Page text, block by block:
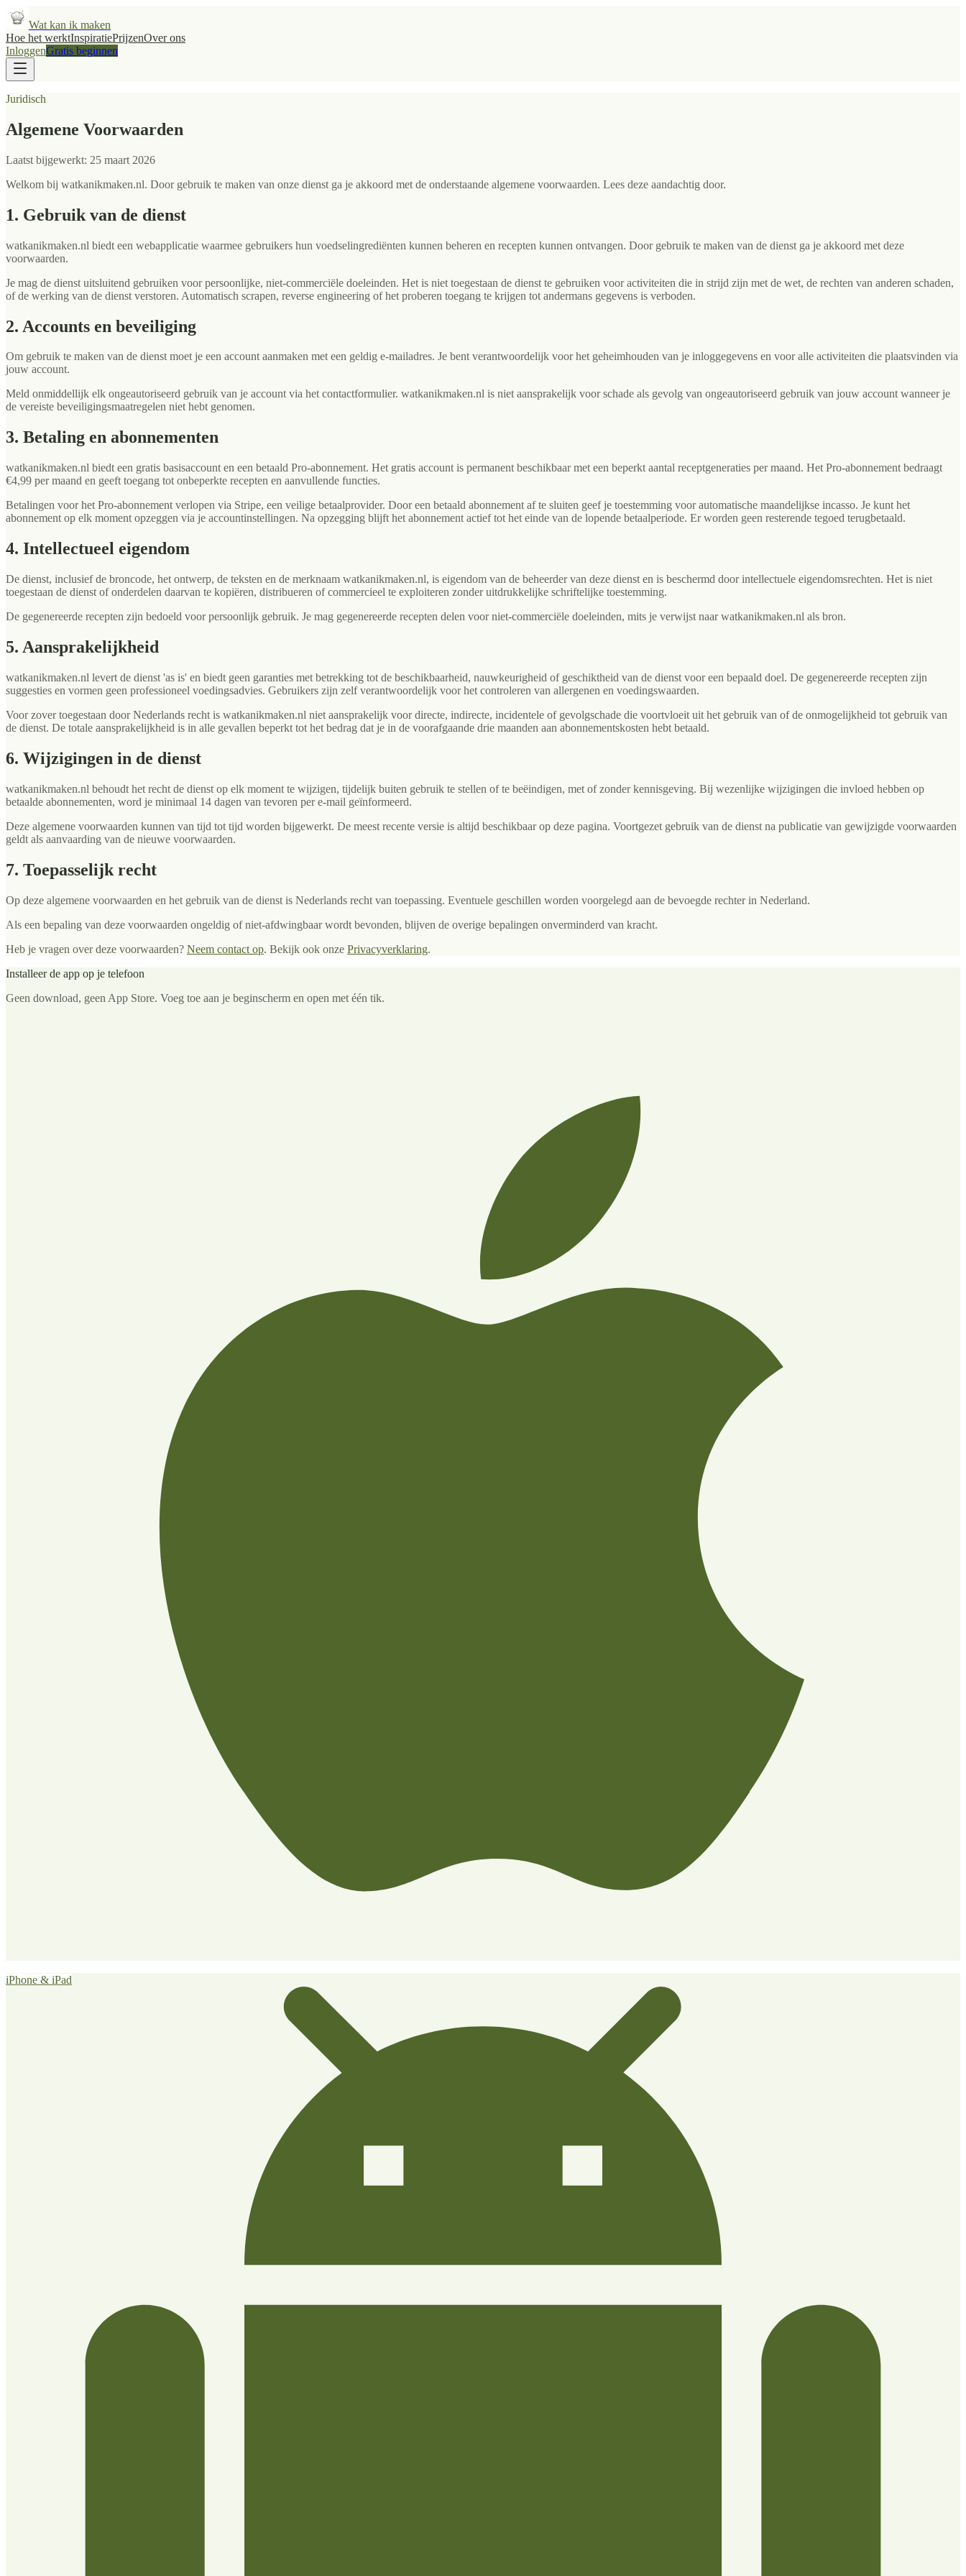
Wat kan ik maken
Hoe het werktInspiratiePrijzenOver ons
InloggenGratis beginnen
Juridisch
Algemene Voorwaarden
Laatst bijgewerkt: 25 maart 2026
Welkom bij watkanikmaken.nl. Door gebruik te maken van onze dienst ga je akkoord met de onderstaande algemene voorwaarden. Lees deze aandachtig door.
1. Gebruik van de dienst
watkanikmaken.nl biedt een webapplicatie waarmee gebruikers hun voedselingrediënten kunnen beheren en recepten kunnen ontvangen. Door gebruik te maken van de dienst ga je akkoord met deze
voorwaarden.
Je mag de dienst uitsluitend gebruiken voor persoonlijke, niet-commerciële doeleinden. Het is niet toegestaan de dienst te gebruiken voor activiteiten die in strijd zijn met de wet, de rechten van anderen schaden,
of de werking van de dienst verstoren. Automatisch scrapen, reverse engineering of het proberen toegang te krijgen tot andermans gegevens is verboden.
2. Accounts en beveiliging
Om gebruik te maken van de dienst moet je een account aanmaken met een geldig e-mailadres. Je bent verantwoordelijk voor het geheimhouden van je inloggegevens en voor alle activiteiten die plaatsvinden via
jouw account.
Meld onmiddellijk elk ongeautoriseerd gebruik van je account via het contactformulier. watkanikmaken.nl is niet aansprakelijk voor schade als gevolg van ongeautoriseerd gebruik van jouw account wanneer je
de vereiste beveiligingsmaatregelen niet hebt genomen.
3. Betaling en abonnementen
watkanikmaken.nl biedt een gratis basisaccount en een betaald Pro-abonnement. Het gratis account is permanent beschikbaar met een beperkt aantal receptgeneraties per maand. Het Pro-abonnement bedraagt
€4,99 per maand en geeft toegang tot onbeperkte recepten en aanvullende functies.
Betalingen voor het Pro-abonnement verlopen via Stripe, een veilige betaalprovider. Door een betaald abonnement af te sluiten geef je toestemming voor automatische maandelijkse incasso. Je kunt het
abonnement op elk moment opzeggen via je accountinstellingen. Na opzegging blijft het abonnement actief tot het einde van de lopende betaalperiode. Er worden geen resterende tegoed terugbetaald.
4. Intellectueel eigendom
De dienst, inclusief de broncode, het ontwerp, de teksten en de merknaam watkanikmaken.nl, is eigendom van de beheerder van deze dienst en is beschermd door intellectuele eigendomsrechten. Het is niet
toegestaan de dienst of onderdelen daarvan te kopiëren, distribueren of commercieel te exploiteren zonder uitdrukkelijke schriftelijke toestemming.
De gegenereerde recepten zijn bedoeld voor persoonlijk gebruik. Je mag gegenereerde recepten delen voor niet-commerciële doeleinden, mits je verwijst naar watkanikmaken.nl als bron.
5. Aansprakelijkheid
watkanikmaken.nl levert de dienst 'as is' en biedt geen garanties met betrekking tot de beschikbaarheid, nauwkeurigheid of geschiktheid van de dienst voor een bepaald doel. De gegenereerde recepten zijn
suggesties en vormen geen professioneel voedingsadvies. Gebruikers zijn zelf verantwoordelijk voor het controleren van allergenen en voedingswaarden.
Voor zover toegestaan door Nederlands recht is watkanikmaken.nl niet aansprakelijk voor directe, indirecte, incidentele of gevolgschade die voortvloeit uit het gebruik van of de onmogelijkheid tot gebruik van
de dienst. De totale aansprakelijkheid is in alle gevallen beperkt tot het bedrag dat je in de voorafgaande drie maanden aan abonnementskosten hebt betaald.
6. Wijzigingen in de dienst
watkanikmaken.nl behoudt het recht de dienst op elk moment te wijzigen, tijdelijk buiten gebruik te stellen of te beëindigen, met of zonder kennisgeving. Bij wezenlijke wijzigingen die invloed hebben op
betaalde abonnementen, word je minimaal 14 dagen van tevoren per e-mail geïnformeerd.
Deze algemene voorwaarden kunnen van tijd tot tijd worden bijgewerkt. De meest recente versie is altijd beschikbaar op deze pagina. Voortgezet gebruik van de dienst na publicatie van gewijzigde voorwaarden
geldt als aanvaarding van de nieuwe voorwaarden.
7. Toepasselijk recht
Op deze algemene voorwaarden en het gebruik van de dienst is Nederlands recht van toepassing. Eventuele geschillen worden voorgelegd aan de bevoegde rechter in Nederland.
Als een bepaling van deze voorwaarden ongeldig of niet-afdwingbaar wordt bevonden, blijven de overige bepalingen onverminderd van kracht.
Heb je vragen over deze voorwaarden? Neem contact op. Bekijk ook onze Privacyverklaring.
Installeer de app op je telefoon
Geen download, geen App Store. Voeg toe aan je beginscherm en open met één tik.
iPhone & iPad